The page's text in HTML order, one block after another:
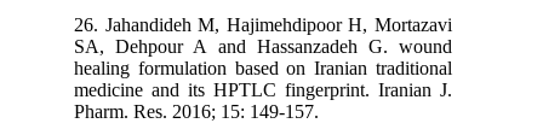
26. Jahandideh M, Hajimehdipoor H, Mortazavi
SA, Dehpour A and Hassanzadeh G. wound
healing formulation based on Iranian traditional
medicine and its HPTLC fingerprint. Iranian J.
Pharm. Res. 2016; 15: 149-157.